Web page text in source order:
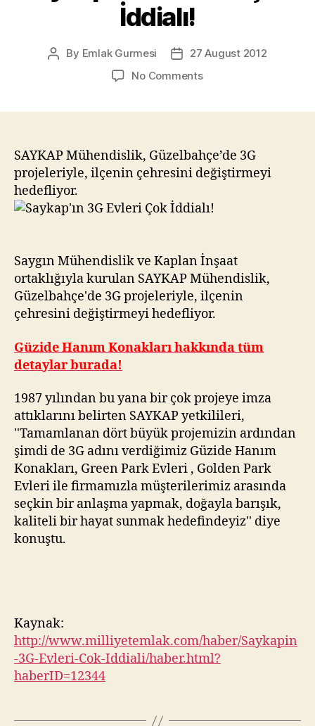
İddialı!
Post
By Emlak Gurmesi
Post
date
27 August 2012
No Commentson
İddialı!
SAYKAP Mühendislik, Güzelbahçe’de 3G
projeleriyle, ilçenin çehresini değiştirmeyi
hedefliyor.
Saygın Mühendislik ve Kaplan İnşaat
ortaklığıyla kurulan SAYKAP Mühendislik,
Güzelbahçe'de 3G projeleriyle, ilçenin
çehresini değiştirmeyi hedefliyor.
Güzide Hanım Konakları hakkında tüm
detaylar burada!
1987 yılından bu yana bir çok projeye imza
attıklarını belirten SAYKAP yetkilileri,
''Tamamlanan dört büyük projemizin ardından
şimdi de 3G adını verdiğimiz Güzide Hanım
Konakları, Green Park Evleri , Golden Park
Evleri ile firmamızla müşterilerimiz arasında
seçkin bir anlaşma yapmak, doğayla barışık,
kaliteli bir hayat sunmak hedefindeyiz'' diye
konuştu.
Kaynak:
http://www.milliyetemlak.com/haber/Saykapin
-3G-Evleri-Cok-Iddiali/haber.html?
haberID=12344